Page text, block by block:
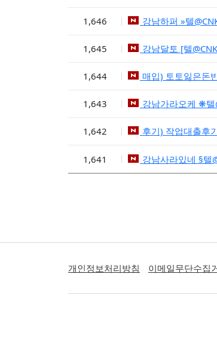
1,646 강남하퍼 »텔
1,645 강남달토 [텔
1,644 매입) 토토잃은돈
1,643 강남가라오케 ❋
1,642 후기) 작업대출후
1,641 강남사라있네 §텔
개인정보처리방침 이메일무단수집